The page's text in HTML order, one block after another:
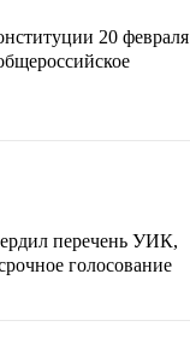
20 февраля
перечень УИК,
голосование